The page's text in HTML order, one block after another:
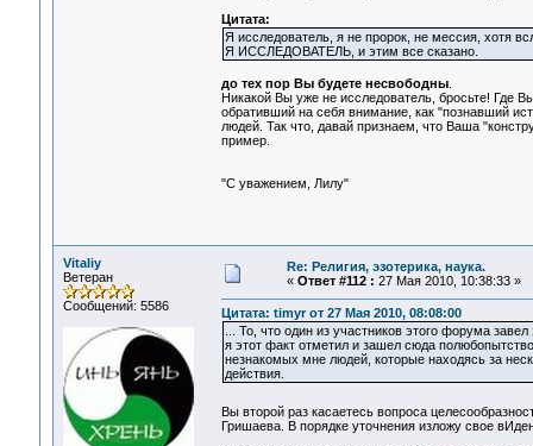
Цитата:
Я исследователь, я не пророк, не мессия, хотя
Я ИССЛЕДОВАТЕЛЬ, и этим все сказано.
до тех пор Вы будете несвободны.
Никакой Вы уже не исследователь, бросьте! Где
обративший на себя внимание, как "познавший
людей. Так что, давай признаем, что Ваша
пример.
"С уважением, Лилу"
Vitaliy
Ветеран
Сообщений: 5586
Re: Религия, эзотерика, наука.
« Ответ #112 : 27 Мая 2010, 10:38:33 »
Цитата: timyr от 27 Мая 2010, 08:08:00
... То, что один из участников этого форума
я этот факт отметил и зашел сюда
незнакомых мне людей, которые находясь за
действия.
Вы второй раз касаетесь вопроса
Гришаева. В порядке уточнения изложу свое